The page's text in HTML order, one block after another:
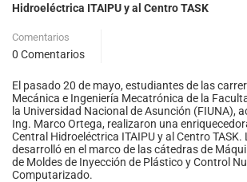
Hidroeléctrica ITAIPU y al Centro TASK
Comentarios
0 Comentarios
El pasado 20 de mayo, estudiantes de las
Mecánica e Ingeniería Mecatrónica de la
la Universidad Nacional de Asunción (FIUNA),
Ing. Marco Ortega, realizaron una
Central Hidroeléctrica ITAIPU y al Centro
desarrolló en el marco de las cátedras de
de Moldes de Inyección de Plástico y Control
Computarizado.